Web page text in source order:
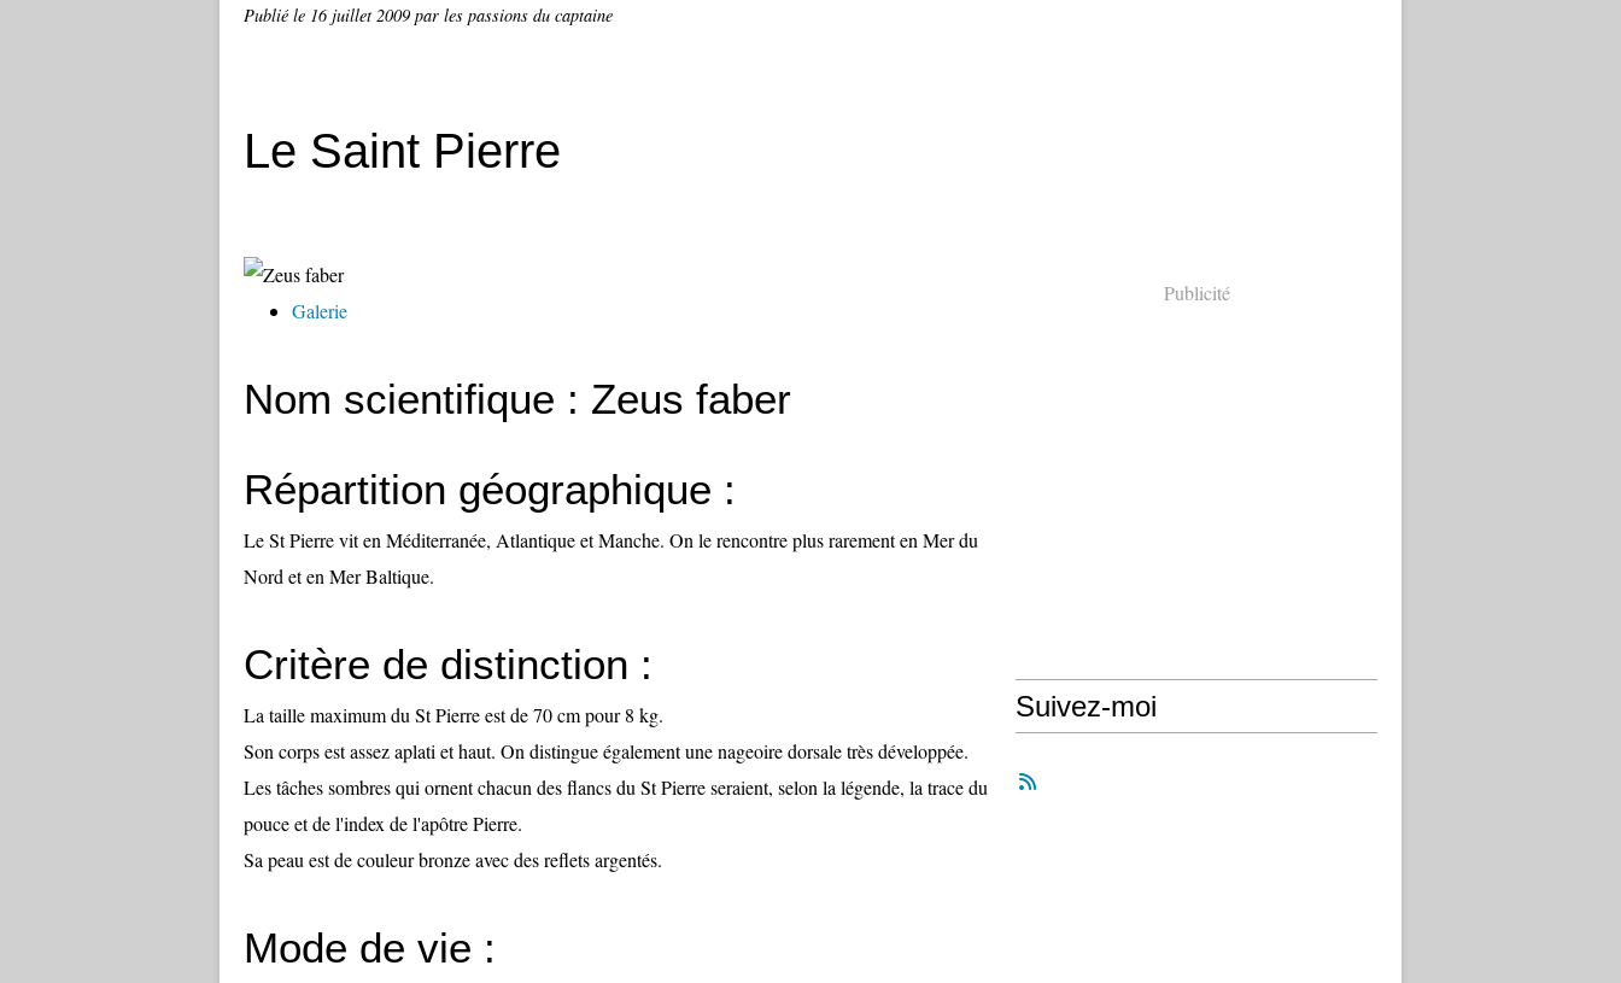
Publié le 16 juillet 2009 par les passions du captaine
Le Saint Pierre
Galerie
Nom scientifique : Zeus faber
Répartition géographique :
Le St Pierre vit en Méditerranée, Atlantique et Manche. On le rencontre plus rarement en Mer du
Nord et en Mer Baltique.
Critère de distinction :
La taille maximum du St Pierre est de 70 cm pour 8 kg.
Son corps est assez aplati et haut. On distingue également une nageoire dorsale très développée.
Les tâches sombres qui ornent chacun des flancs du St Pierre seraient, selon la légende, la trace du
pouce et de l'index de l'apôtre Pierre.
Sa peau est de couleur bronze avec des reflets argentés.
Mode de vie :
Publicité
Suivez-moi